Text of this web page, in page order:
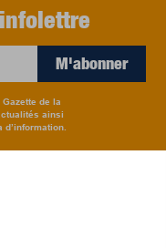
M'abonner
Gazette de la
ainsi